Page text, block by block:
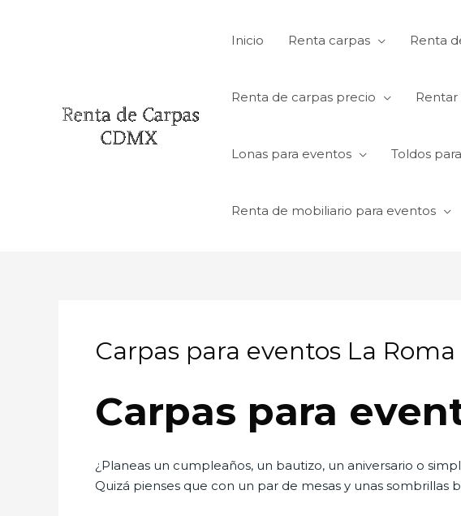
Inicio Renta carpas Renta
Renta de carpas precio
Lonas para eventos Toldos
Renta de mobiliario para eventos
Carpas para eventos La Roma
Carpas para
¿Planeas un cumpleaños, un bautizo, un aniversario o
Quizá pienses que con un par de mesas y unas